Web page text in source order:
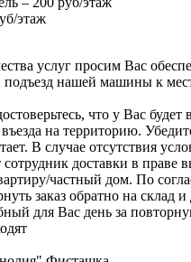
этаж
услуг просим Вас
подъезд нашей машины к
что у Вас будет
на территорию.
В случае отсутствия
доставки в праве
частный дом. По
заказ обратно на склад и
для Вас день за